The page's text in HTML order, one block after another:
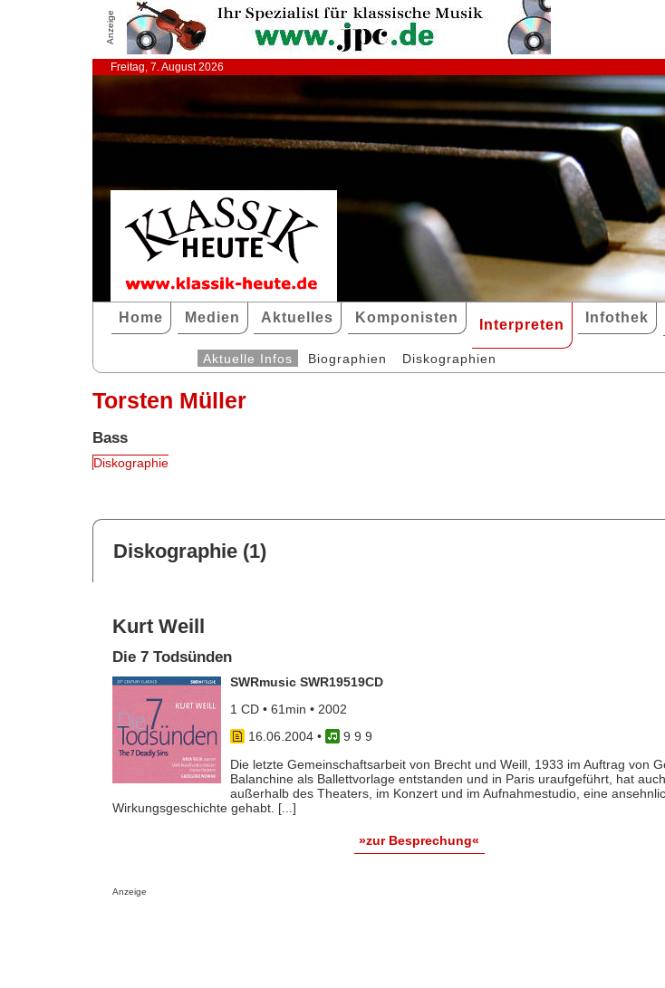
Anzeige
Freitag, 7. August 2026
Home Medien Aktuelles Komponisten Interpreten Infothek
Aktuelle Infos Biographien Diskographien
Torsten Müller
Bass
Diskographie
Diskographie (1)
Kurt Weill
Die 7 Todsünden
SWRmusic SWR19519CD
1 CD • 61min • 2002
16.06.2004•
9 9 9
Die letzte Gemeinschaftsarbeit von Brecht und Weill, 1933 im Auftrag von
Balanchine als Ballettvorlage entstanden und in Paris uraufgeführt, hat auch
außerhalb des Theaters, im Konzert und im Aufnahmestudio, eine
Wirkungsgeschichte gehabt. [...]
»zur Besprechung«
Anzeige